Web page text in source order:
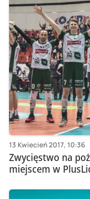
13 Kwiecień 2017, 10:36
Zwycięstwo na
miejscem w